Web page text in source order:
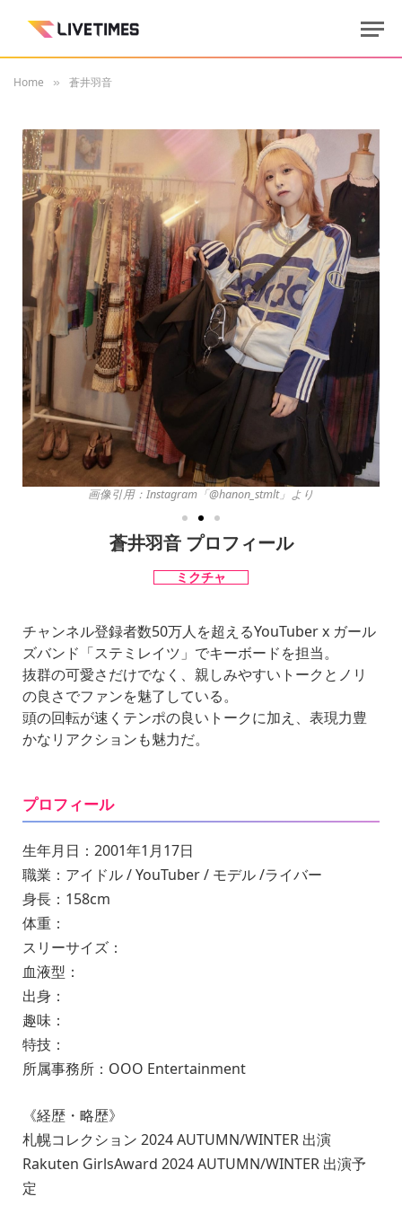
Home » 蒼井羽音
画像引用：Instagram「@hanon_stmlt」より
蒼井羽音 プロフィール
ミクチャ
チャンネル登録者数50万人を超えるYouTuber x ガール
ズバンド「ステミレイツ」でキーボードを担当。
抜群の可愛さだけでなく、親しみやすいトークとノリ
の良さでファンを魅了している。
頭の回転が速くテンポの良いトークに加え、表現力豊
かなリアクションも魅力だ。
プロフィール
生年月日：2001年1月17日
職業：アイドル / YouTuber / モデル /ライバー
身長：158cm
体重：
スリーサイズ：
血液型：
出身：
趣味：
特技：
所属事務所：OOO Entertainment
《経歴・略歴》
札幌コレクション 2024 AUTUMN/WINTER 出演
Rakuten GirlsAward 2024 AUTUMN/WINTER 出演予
定